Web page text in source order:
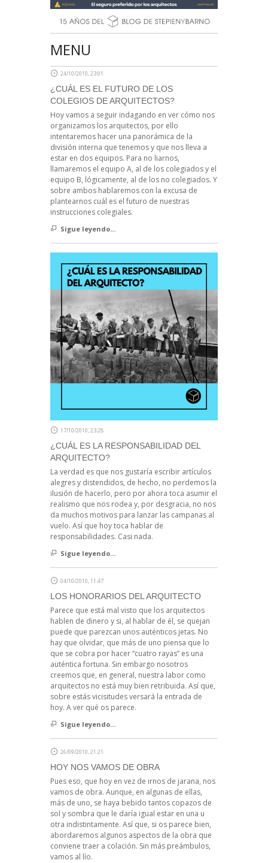
MENU
24/10/2010, 23:01
¿CUÁL ES EL FUTURO DE LOS
COLEGIOS DE ARQUITECTOS?
Hoy vamos a seguir indagando en ver cómo nos
organizamos los arquitectos, por ello
intentaremos hacer una panorámica de la
división interna que tenemos y que nos lleva a
estar en dos equipos. Para no liarnos,
llamaremos el equipo A, al de los colegiados y el
equipo B, lógicamente, al de los no colegiados. Y
sobre ambos hablaremos con la excusa de
plantearnos cuál es el futuro de nuestras
instrucciones colegiales.
Sigue leyendo...
17/10/2010, 23:28
¿CUÁL ES LA RESPONSABILIDAD DEL
ARQUITECTO?
La verdad es que nos gustaría escribir artículos
alegres y distendidos, de hecho, no perdemos la
ilusión de hacerlo, pero por ahora toca asumir el
realismo que nos rodea y, por desgracia, no nos
da muchos motivos para lanzar las campanas al
vuelo. Así que hoy toca hablar de
responsabilidades. Casi nada.
Sigue leyendo...
04/10/2010, 11:47
LOS HONORARIOS DEL ARQUITECTO
Parece que está mal visto que los arquitectos
hablen de dinero y si, al hablar de él, se quejan
puede que parezcan unos auténticos jetas. No
hay que olvidar, que más de uno piensa que lo
que se cobra por hacer “cuatro rayas” es una
auténtica fortuna. Sin embargo nosotros
creemos que, en general, nuestra labor como
arquitectos no está muy bien retribuida. Así que,
sobre estás vicisitudes versará la entrada de
hoy. A ver qué os parece.
Sigue leyendo...
26/09/2010, 21:21
HOY NOS VAMOS DE OBRA
Pues eso, que hoy en vez de irnos de jarana, nos
vamos de obra. Aunque, en algunas de ellas,
más de uno, se haya bebido tantos copazos de
sol y sombra que le daría igual estar en una u
otra indistintamente. Así que, si os parece bien,
abordaremos algunos aspectos de la obra que
conviene traer a colación. Sin más preámbulos,
vamos al lío.